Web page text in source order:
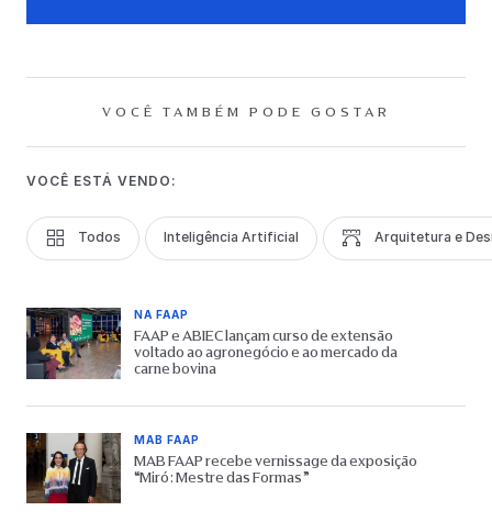
VOCÊ TAMBÉM PODE GOSTAR
VOCÊ ESTÁ VENDO:
Todos Inteligência Artificial Arquitetura e
NA FAAP
FAAP e ABIEC lançam curso de extensão
voltado ao agronegócio e ao mercado da
carne bovina
MAB FAAP
MAB FAAP recebe vernissage da exposição
“Miró: Mestre das Formas”